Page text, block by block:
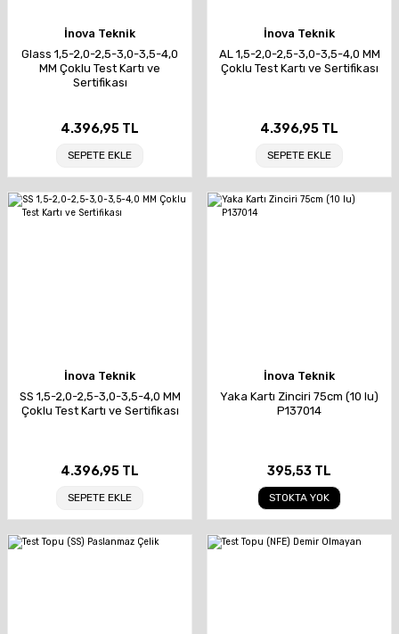
İnova Teknik
Glass 1,5-2,0-2,5-3,0-3,5-4,0
MM Çoklu Test Kartı ve
Sertifikası
4.396,95 TL
SEPETE EKLE
İnova Teknik
AL 1,5-2,0-2,5-3,0-3,5-4,0 MM
Çoklu Test Kartı ve Sertifikası
4.396,95 TL
SEPETE EKLE
İnova Teknik
SS 1,5-2,0-2,5-3,0-3,5-4,0 MM
Çoklu Test Kartı ve Sertifikası
4.396,95 TL
SEPETE EKLE
İnova Teknik
Yaka Kartı Zinciri 75cm (10 lu)
P137014
395,53 TL
STOKTA YOK